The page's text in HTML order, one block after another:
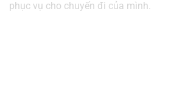
phục vụ cho chuyến đi của mình.